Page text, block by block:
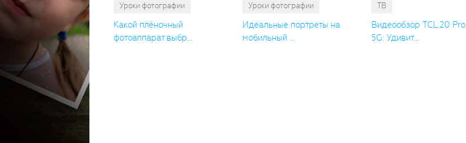
Уроки фотографии
Какой плёночный
фотоаппарат выбр...
Уроки фотографии
Идеальные портреты на
мобильный ...
ТВ
Видеообзор TCL 20 Pro
5G: Удивит...